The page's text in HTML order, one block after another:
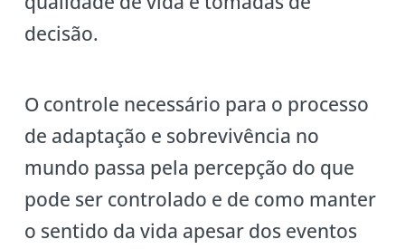
decisão.
O controle necessário para o processo
de adaptação e sobrevivência no
mundo passa pela percepção do que
pode ser controlado e de como manter
o sentido da vida apesar dos eventos